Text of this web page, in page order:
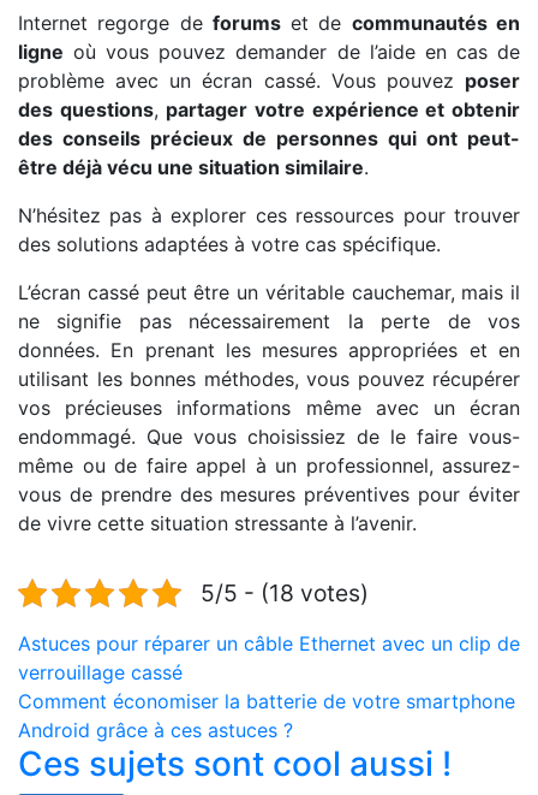
Internet regorge de forumset de communautés en
ligne où vous pouvez demander de l’aide en cas de
problème avec un écran cassé. Vous pouvez poser
des questions, partager votre expérience et obtenir
des conseils précieux de personnes qui ont peut-
être déjà vécu une situation similaire.
N’hésitez pas à explorer ces ressources pour trouver
des solutions adaptées à votre cas spécifique.
L’écran cassé peut être un véritable cauchemar, mais il
ne signifie pas nécessairement la perte de vos
données. En prenant les mesures appropriées et en
utilisant les bonnes méthodes, vous pouvez récupérer
vos précieuses informations même avec un écran
endommagé. Que vous choisissiez de le faire vous-
même ou de faire appel à un professionnel, assurez-
vous de prendre des mesures préventives pour éviter
de vivre cette situation stressante à l’avenir.
5/5 - (18 votes)
Navigation
de
l’article
Astuces pour réparer un câble Ethernet avec un clip de
verrouillage cassé
Comment économiser la batterie de votre smartphone
Android grâce à ces astuces ?
Ces sujets sont cool aussi !